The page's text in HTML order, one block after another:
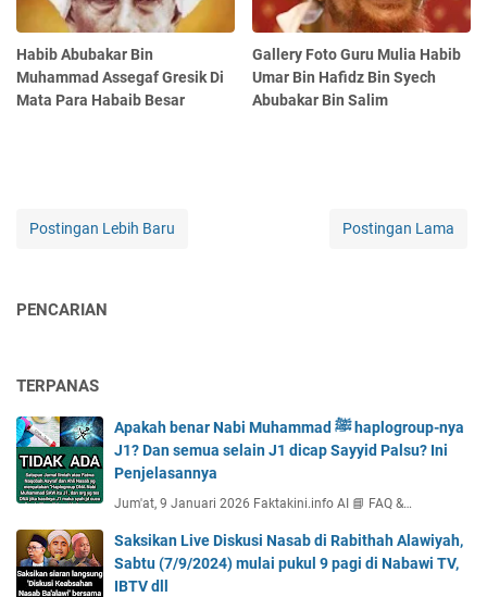
Habib Abubakar Bin
Muhammad Assegaf Gresik Di
Mata Para Habaib Besar
Gallery Foto Guru Mulia Habib
Umar Bin Hafidz Bin Syech
Abubakar Bin Salim
Postingan Lebih Baru Postingan Lama
PENCARIAN
TERPANAS
Apakah benar Nabi Muhammad ﷺ haplogroup-nya
J1? Dan semua selain J1 dicap Sayyid Palsu? Ini
Penjelasannya
Jum'at, 9 Januari 2026 Faktakini.info AI 📘 FAQ &…
Saksikan Live Diskusi Nasab di Rabithah Alawiyah,
Sabtu (7/9/2024) mulai pukul 9 pagi di Nabawi TV,
IBTV dll